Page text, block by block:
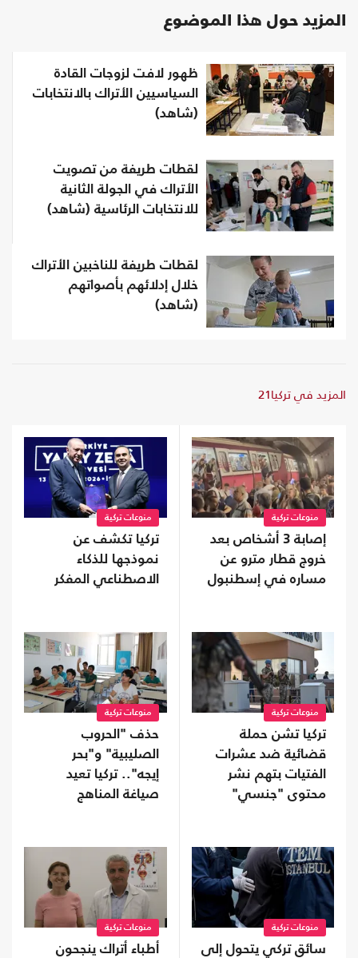
المزيد حول هذا الموضوع
ظهور لافت لزوجات القادة
السياسيين الأتراك بالانتخابات
(شاهد)
لقطات طريفة من تصويت
الأتراك في الجولة الثانية
للانتخابات الرئاسية (شاهد)
لقطات طريفة للناخبين الأتراك
خلال إدلائهم بأصواتهم
(شاهد)
المزيد في تركيا21
منوعات تركية
إصابة 3 أشخاص بعد
خروج قطار مترو عن
مساره في إسطنبول
منوعات تركية
تركيا تكشف عن
نموذجها للذكاء
الاصطناعي المفكر
منوعات تركية
تركيا تشن حملة
قضائية ضد عشرات
الفتيات بتهم نشر
محتوى "جنسي"
منوعات تركية
حذف "الحروب
الصليبية" و"بحر
إيجه".. تركيا تعيد
صياغة المناهج
منوعات تركية
سائق تركي يتحول إلى
منوعات تركية
أطباء أتراك ينجحون